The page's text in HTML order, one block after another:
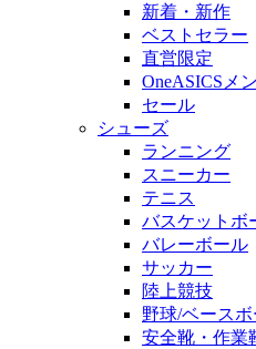
新着・新作
ベストセラー
直営限定
OneASICSメ
セール
シューズ
ランニング
スニーカー
テニス
バスケットボ
バレーボール
サッカー
陸上競技
野球/ベース
安全靴・作業